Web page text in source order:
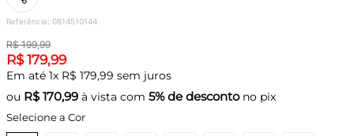
Referência: 0814510144
R$ 199,99
R$ 179,99
Em até 1x R$ 179,99 sem juros
ou R$ 170,99 à vista com 5% de descontono pix
Selecione a Cor